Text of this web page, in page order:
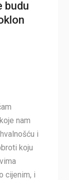
budu
nam
i
koju
cijenim, i